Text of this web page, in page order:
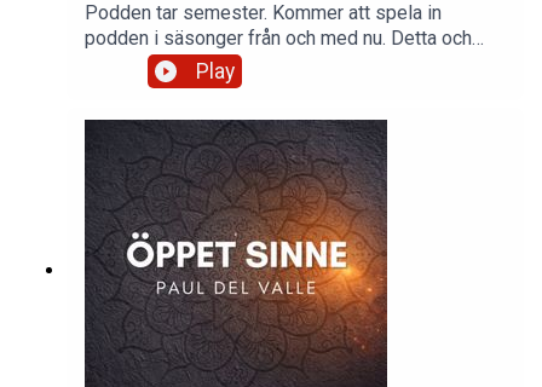
Podden tar semester. Kommer att spela in
podden i säsonger från och med nu. Detta och
mer berättar jag om i avsnittet. Swish: 12 33 76
18 06 Stötta Öppet sinne på
Patreon https://www.patreon.com/oppetsinneInst
agram https://www.instagram.com/pauldelvalle/?
hl=svYoutube https://www.youtube.com/channel/
UCAQXDkNpHStIp_AWv--DoLA
Play